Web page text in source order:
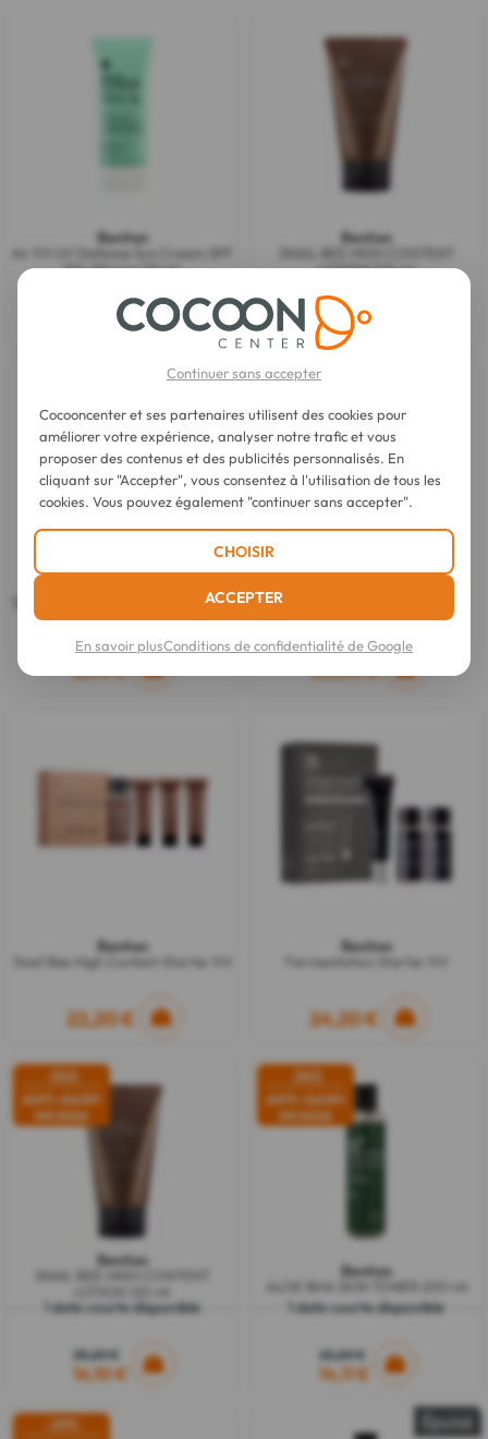
Benton
Air Fit UV Defense Sun Cream SPF
50+ PA++++ 50 ml
24,20 €
Benton
SNAIL BEE HIGH CONTENT
LOTION 120 ml
25,20 €
Snail Bee High Content Mask Pack
20 g
2,95 € 33,30 €
Benton
Snail Bee High Content Starter Kit
22,20 €
Benton
Fermentation Starter Kit
24,20 €
-36%
ANTI-GASPI
09/2026
Benton
1 date courte disponible
25,20 €
16,10 €
-36%
ANTI-GASPI
09/2026
Benton
1 date courte disponible
22,20 €
14,11 €
-29% Épuisé
Continuer sans accepter
Cocooncenter et ses partenaires utilisent des cookies pour
améliorer votre expérience, analyser notre trafic et vous
proposer des contenus et des publicités personnalisés. En
cliquant sur "Accepter", vous consentez à l'utilisation de tous les
cookies. Vous pouvez également "continuer sans accepter".
CHOISIR
ACCEPTER
En savoir plusConditions de confidentialité de Google